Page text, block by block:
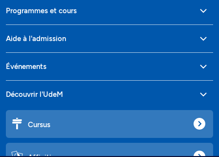
Programmes et cours
Aide à l'admission
Événements
Découvrir l'UdeM
Cursus